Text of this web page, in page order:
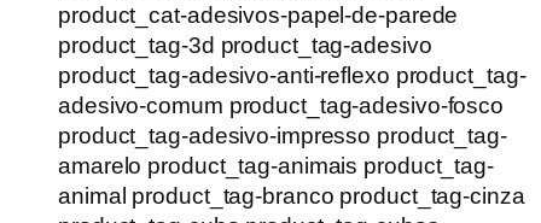
product_cat-adesivos-papel-de-parede
product_tag-3d product_tag-adesivo
product_tag-adesivo-anti-reflexo product_tag-
adesivo-comum product_tag-adesivo-fosco
product_tag-adesivo-impresso product_tag-
amarelo product_tag-animais product_tag-
animal product_tag-branco product_tag-cinza